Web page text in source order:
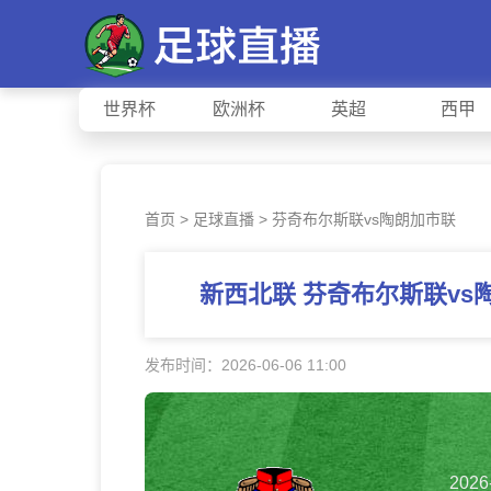
世界杯 欧洲杯 英超 西甲
首页 > 足球直播 > 芬奇布尔斯联vs陶朗加市联
新西北联 芬奇布尔斯联vs
发布时间：2026-06-06 11:00